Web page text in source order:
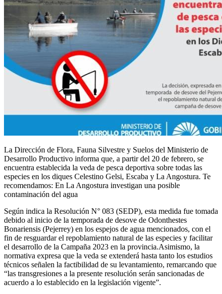
La Dirección de Flora, Fauna Silvestre y Suelos del Ministerio de
Desarrollo Productivo informa que, a partir del 20 de febrero, se
encuentra establecida la veda de pesca deportiva sobre todas las
especies en los diques Celestino Gelsi, Escaba y La Angostura. Te
recomendamos: En La Angostura investigan una posible
contaminación del agua
Según indica la Resolución N° 083 (SEDP), esta medida fue tomada
debido al inicio de la temporada de desove de Odonthestes
Bonariensis (Pejerrey) en los espejos de agua mencionados, con el
fin de resguardar el repoblamiento natural de las especies y facilitar
el desarrollo de la Campaña 2023 en la provincia.Asimismo, la
normativa expresa que la veda se extenderá hasta tanto los estudios
técnicos señalen la factibilidad de su levantamiento, remarcando que
“las transgresiones a la presente resolución serán sancionadas de
acuerdo a lo establecido en la legislación vigente”.